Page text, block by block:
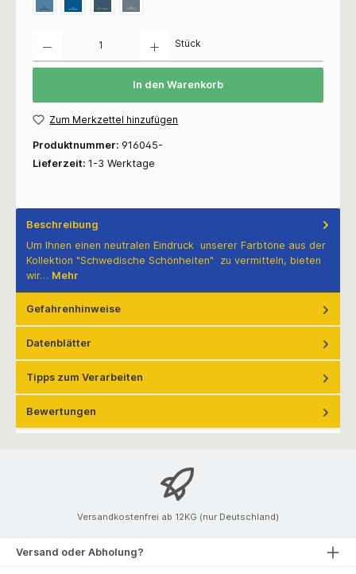
Stück
In den Warenkorb
Zum Merkzettel hinzufügen
Produktnummer: 916045-
Lieferzeit: 1-3 Werktage
Beschreibung
Um Ihnen einen neutralen Eindruck unserer Farbtöne aus der
Kollektion "Schwedische Schönheiten" zu vermitteln, bieten
wir… Mehr
Gefahrenhinweise
Datenblätter
Tipps zum Verarbeiten
Bewertungen
Versandkostenfrei ab 12KG (nur Deutschland)
Versand oder Abholung?